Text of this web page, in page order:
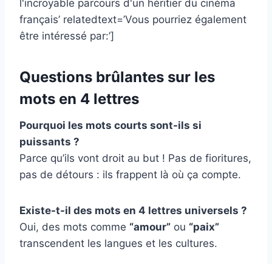
l'incroyable parcours d'un héritier du cinéma
français’ relatedtext=’Vous pourriez également
être intéressé par:’]
Questions brûlantes sur les
mots en 4 lettres
Pourquoi les mots courts sont-ils si
puissants ?
Parce qu’ils vont droit au but ! Pas de fioritures,
pas de détours : ils frappent là où ça compte.
Existe-t-il des mots en 4 lettres universels ?
Oui, des mots comme “amour” ou “paix”
transcendent les langues et les cultures.